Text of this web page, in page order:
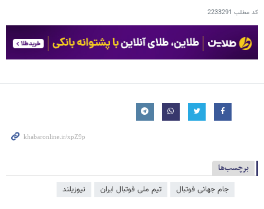
کد مطلب 2233291
برچسب‌ها
جام جهانی فوتبال تیم ملی فوتبال ایران نیوزیلند